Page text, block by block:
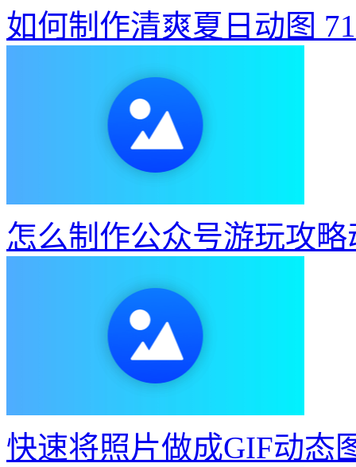
如何制作清爽夏日动图
怎么制作公众号游玩攻
快速将照片做成GIF动态